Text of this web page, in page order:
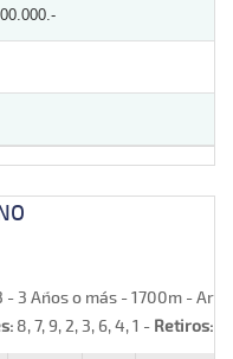
- 3 Años o más - 1700m -
8, 7, 9, 2, 3, 6, 4, 1 - Retiros: